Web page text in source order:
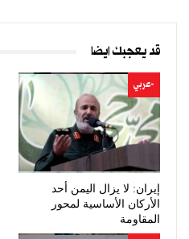
قد يعجبك ايضا
-عربي
إيران: لا يزال اليمن أحد
الأركان الأساسية لمحور
المقاومة